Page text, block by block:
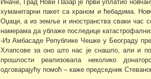
Иначе, Град Нови Пазар је први уплатио
хуманитарни пакет са храном и ћебадима.
Оџаци, а из земље и иностранства сваки час
намерама да ублаже последице
-Из Амбасаде Републике Чешке у Београду
Хлапсове за оно што нас је снашло, али и
прошлости реализовала неколико
одговарајућу помоћ – каже председник